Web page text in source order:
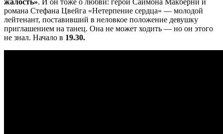
жалость». И он тоже о любви: герой Саймона Макберни и
романа Стефана Цвейга «Нетерпение сердца» — молодой
лейтенант, поставивший в неловкое положение девушку
приглашением на танец. Она не может ходить — но он этого
не знал. Начало в 19.30.